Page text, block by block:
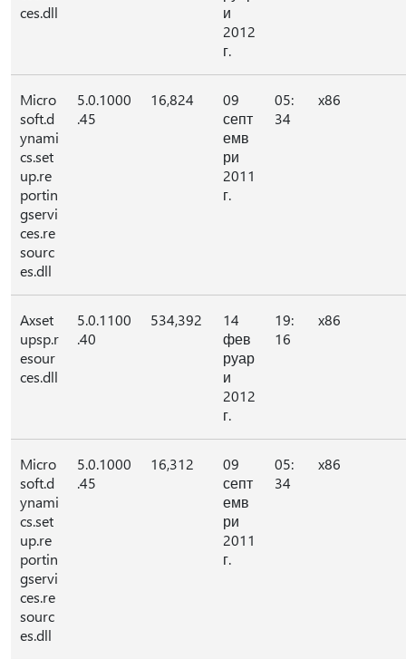
ces.dll
и
2012
г.
Micro
soft.d
ynami
cs.set
up.re
portin
gservi
ces.re
sourc
es.dll
5.0.1000
.45
16,824
09
септ
емв
ри
2011
г.
05:
34
x86
Axset
upsp.r
esour
ces.dll
5.0.1100
.40
534,392
14
фев
руар
и
2012
г.
19:
16
x86
Micro
soft.d
ynami
cs.set
up.re
portin
gservi
ces.re
sourc
es.dll
5.0.1000
.45
16,312
09
септ
емв
ри
2011
г.
05:
34
x86